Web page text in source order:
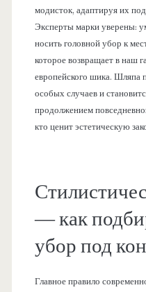
модисток, адаптируя их
Эксперты марки уверены:
носить головной убор к
которое возвращает в наш
европейского шика. Шляпа
особых случаев и
продолжением
кто ценит эстетическую
— как
убор под
Главное правило